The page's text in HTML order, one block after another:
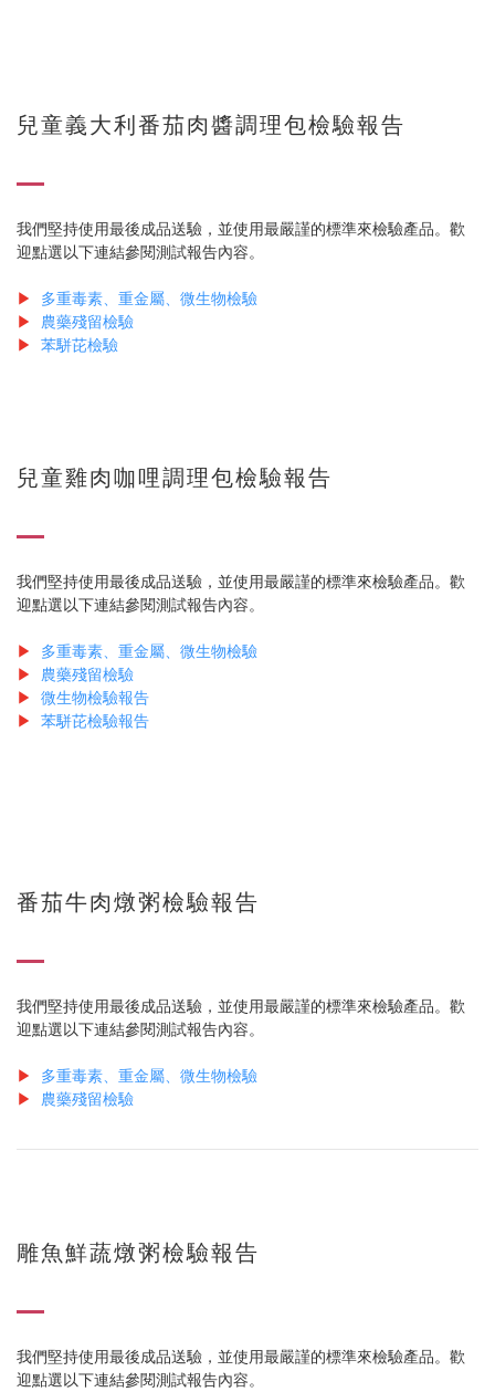
兒童義大利番茄肉醬調理包檢驗報告
我們堅持使用最後成品送驗，並使用最嚴謹的標準來檢驗產品。歡
迎點選以下連結參閱測試報告內容。
▶ 多重毒素、重金屬、微生物檢驗
▶ 農藥殘留檢驗
▶ 苯駢芘檢驗
兒童雞肉咖哩調理包檢驗報告
我們堅持使用最後成品送驗，並使用最嚴謹的標準來檢驗產品。歡
迎點選以下連結參閱測試報告內容。
▶ 多重毒素、重金屬、微生物檢驗
▶ 農藥殘留檢驗
▶ 微生物檢驗報告
▶ 苯駢芘檢驗報告
番茄牛肉燉粥檢驗報告
我們堅持使用最後成品送驗，並使用最嚴謹的標準來檢驗產品。歡
迎點選以下連結參閱測試報告內容。
▶ 多重毒素、重金屬、微生物檢驗
▶ 農藥殘留檢驗
雕魚鮮蔬燉粥檢驗報告
我們堅持使用最後成品送驗，並使用最嚴謹的標準來檢驗產品。歡
迎點選以下連結參閱測試報告內容。